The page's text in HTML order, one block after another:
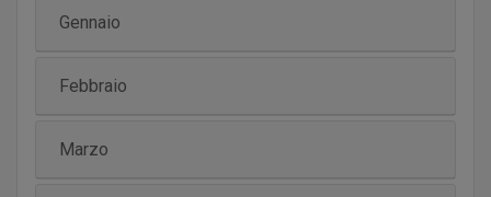
Gennaio
Febbraio
Marzo